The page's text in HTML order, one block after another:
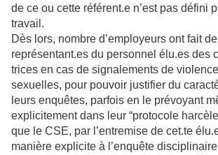
de ce ou cette référent.e n’est pas défini
travail.
Dès lors, nombre d’employeurs ont fait
représentant.es du personnel élu.es des
trices en cas de signalements de
sexuelles, pour pouvoir justifier du
leurs enquêtes, parfois en le prévoyant
explicitement dans leur “protocole
que le CSE, par l’entremise de cet.te
manière explicite à l’enquête